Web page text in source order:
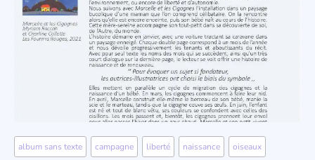
album sans texte campagne liberté naissance oiseaux